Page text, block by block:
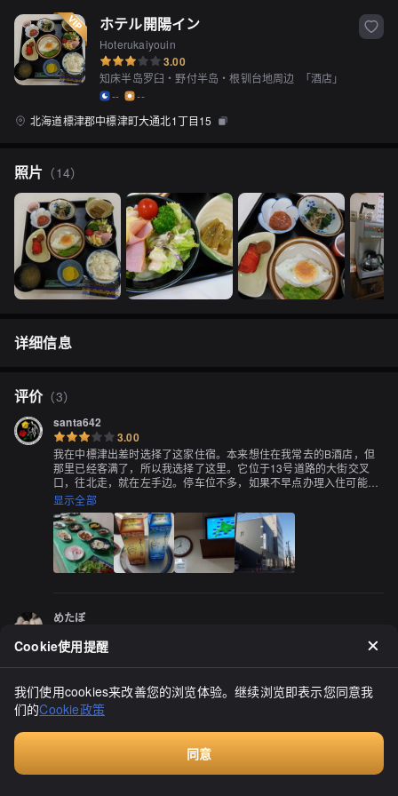
ホテル開陽イン
Hoterukaiyouin
3.00
知床半岛罗臼・野付半岛・根钏台地周边 「酒店」
--
--
北海道標津郡中標津町大通北1丁目15
照片 （14）
详细信息
评价（3）
santa642
3.00
我在中標津出差时选择了这家住宿。本来想住在我常去的B酒店，但
那里已经客满了，所以我选择了这里。它位于13号道路的大街交叉
口，往北走，就在左手边。停车位不多，如果不早点办理入住可能会
找不到停车位。酒店内部有一种复古的感觉，房间也是如此，但没关
系，毕竟是为了工作（而且有Wi-Fi）。
这里的好处是附近有许多酒吧，步行就能到达，所以晚上可以品尝到
美味的海鲜。第二天早上，我在酒店吃了早餐...去一楼的餐厅吧。我
并没有期望太高（平时不吃早餐），但当我走进去看到朴实的菜品
平牛蒡，还有烤鱼（鲑鱼）、煎蛋等...我觉得这个品种真的很丰富，
只是如果有水果作为甜点就更好了^^；
用餐后，我一口气喝完了那可可牛奶和咖啡，然后离开了酒店，去享
受户外的空气。谢谢招待。
显示全部
めたぼ
在中標津町，我常常光顾的旅馆已经从名字"すがわら旅館"改成了"開
那天旅行回家时，我会在这家旅馆享用早餐。这是一个悠闲的早餐时
光，让我感到非常愉快。我提前预订了早餐，早餐额外费用为500日
元。顺便提一下，不含餐的住宿费用为5000日元。早餐在早上7点开
始供应。早餐包括米饭、味噌汤、煎蛋、烤鱼、菠菜浸泡、梅干、鱿
鱼的咸菜、纳豆、沙拉等。这是一份非常丰盛的早餐。我还加了点
饭。我喝了当地生产的"なかしべつ牛乳"，非常浓郁美味！美味的早
餐，真是太棒了。早餐吃得充实，真是太好了。吃了丰盛的早餐，我
显示全部
Cookie使用提醒
我们使用cookies来改善您的浏览体验。继续浏览即表示您同意我
们的Cookie政策
同意